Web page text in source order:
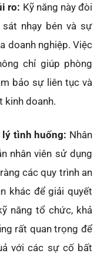
ro: Kỹ năng này đòi
nhạy bén và sự
doanh nghiệp. Việc
chỉ giúp phòng
bảo sự liên tục và
kinh doanh.
lý tình huống: Nhân
nhân viên sử dụng
các quy trình an
khác để giải quyết
năng tổ chức, khả
rất quan trọng để
với các sự cố bất